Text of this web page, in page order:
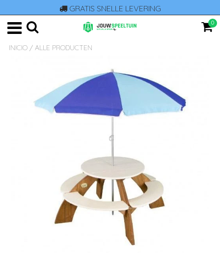
GRATIS SNELLE LEVERING
0
INICIO / ALLE PRODUCTEN